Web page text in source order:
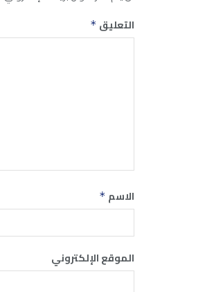
التعليق *
الاسم *
الموقع الإلكتروني